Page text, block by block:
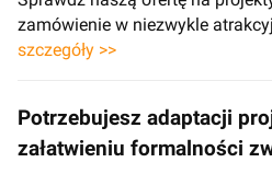
zamówienie w niezwykle
szczegóły >>
Potrzebujesz adaptacji
załatwieniu formalności